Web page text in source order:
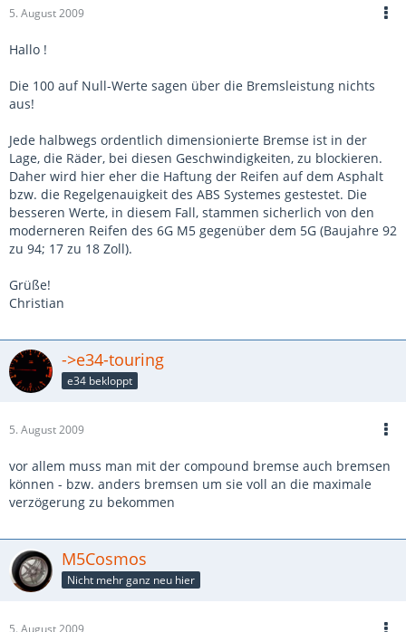
5. August 2009
Hallo !
Die 100 auf Null-Werte sagen über die Bremsleistung nichts
aus!
Jede halbwegs ordentlich dimensionierte Bremse ist in der
Lage, die Räder, bei diesen Geschwindigkeiten, zu blockieren.
Daher wird hier eher die Haftung der Reifen auf dem Asphalt
bzw. die Regelgenauigkeit des ABS Systemes gestestet. Die
besseren Werte, in diesem Fall, stammen sicherlich von den
moderneren Reifen des 6G M5 gegenüber dem 5G (Baujahre 92
zu 94; 17 zu 18 Zoll).
Grüße!
Christian
->e34-touring
e34 bekloppt
5. August 2009
vor allem muss man mit der compound bremse auch bremsen
können - bzw. anders bremsen um sie voll an die maximale
verzögerung zu bekommen
M5Cosmos
Nicht mehr ganz neu hier
5. August 2009